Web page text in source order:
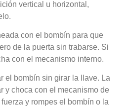
vertical u horizontal,
con el bombín para que
de la puerta sin trabarse. Si
con el mecanismo interno.
el bombín sin girar la llave. La
y choca con el mecanismo de
y rompes el bombín o la